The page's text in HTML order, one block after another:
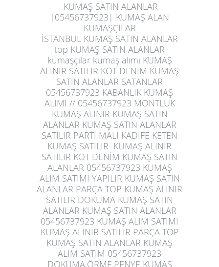
KUMAŞ SATIN ALANLAR
|05456737923| KUMAŞ ALAN
KUMAŞÇILAR
İSTANBUL KUMAŞ SATIN ALANLAR
top KUMAŞ SATIN ALANLAR
kumaşçılar kumaş alımı KUMAŞ
ALINIR SATILIR KOT DENİM KUMAŞ
SATIN ALANLAR SATANLAR
05456737923 KABANLIK KUMAŞ
ALIMI // 05456737923 MONTLUK
KUMAŞ ALINIR KUMAŞ SATIN
ALANLAR KUMAŞ SATIN ALANLAR
SATILIR PARTİ MALI KADİFE KETEN
KUMAŞ SATILIR KUMAŞ ALINIR
SATILIR KOT DENİM KUMAŞ SATIN
ALANLAR 05456737923 KUMAŞ
ALIM SATIMI YAPILIR KUMAŞ SATIN
ALANLAR PARÇA TOP KUMAŞ ALINIR
SATILIR DOKUMA KUMAŞ SATIN
ALANLAR KUMAŞ SATIN ALANLAR
05456737923 KUMAŞ ALIM SATIMI
KUMAŞ ALINIR SATILIR PARÇA TOP
KUMAŞ SATIN ALANLAR KUMAŞ
ALIM SATIM 05456737923
DOKUMA,ÖRME,PENYE KUMAŞ